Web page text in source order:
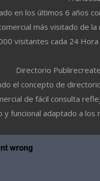
en los últimos 6 años
más visitado de
visitantes cada 24
Directorio
el concepto de
de fácil consulta
y funcional adaptado a los